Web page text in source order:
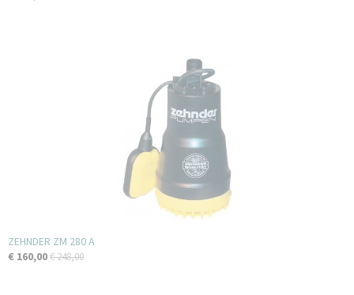
ZEHNDER ZM 280 A
€ 160,00€ 248,00